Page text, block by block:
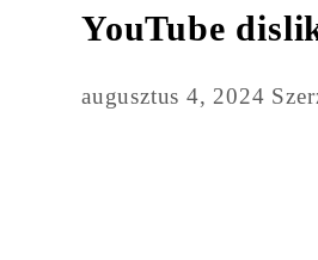
YouTube
augusztus 4, 2024